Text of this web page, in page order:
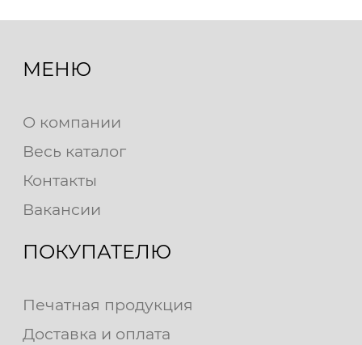
МЕНЮ
О компании
Весь каталог
Контакты
Вакансии
ПОКУПАТЕЛЮ
Печатная продукция
Доставка и оплата